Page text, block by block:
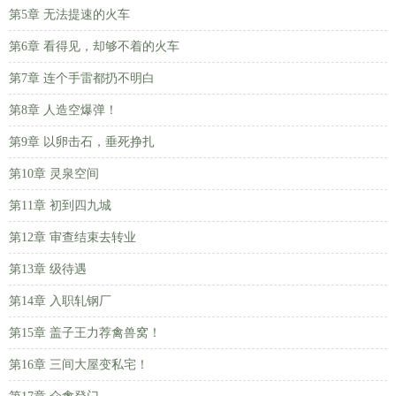
第5章 无法提速的火车
第6章 看得见，却够不着的火车
第7章 连个手雷都扔不明白
第8章 人造空爆弹！
第9章 以卵击石，垂死挣扎
第10章 灵泉空间
第11章 初到四九城
第12章 审查结束去转业
第13章 级待遇
第14章 入职轧钢厂
第15章 盖子王力荐禽兽窝！
第16章 三间大屋变私宅！